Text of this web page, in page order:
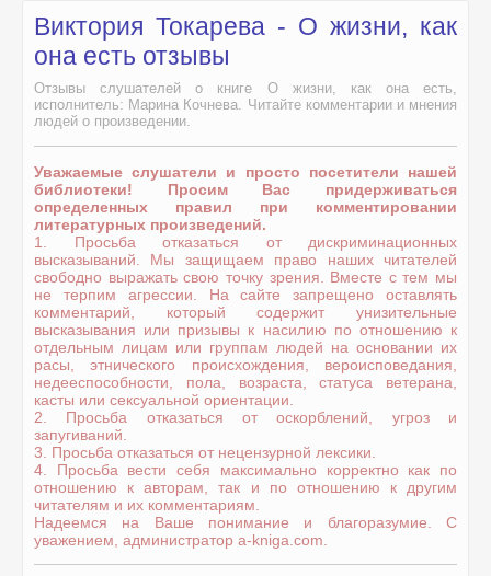
Виктория Токарева - О жизни, как
она есть отзывы
Отзывы слушателей о книге О жизни, как она есть,
исполнитель: Марина Кочнева. Читайте комментарии и мнения
людей о произведении.
Уважаемые слушатели и просто посетители нашей
библиотеки! Просим Вас придерживаться
определенных правил при комментировании
литературных произведений.
1. Просьба отказаться от дискриминационных
высказываний. Мы защищаем право наших читателей
свободно выражать свою точку зрения. Вместе с тем мы
не терпим агрессии. На сайте запрещено оставлять
комментарий, который содержит унизительные
высказывания или призывы к насилию по отношению к
отдельным лицам или группам людей на основании их
расы, этнического происхождения, вероисповедания,
недееспособности, пола, возраста, статуса ветерана,
касты или сексуальной ориентации.
2. Просьба отказаться от оскорблений, угроз и
запугиваний.
3. Просьба отказаться от нецензурной лексики.
4. Просьба вести себя максимально корректно как по
отношению к авторам, так и по отношению к другим
читателям и их комментариям.
Надеемся на Ваше понимание и благоразумие. С
уважением, администратор a-kniga.com.